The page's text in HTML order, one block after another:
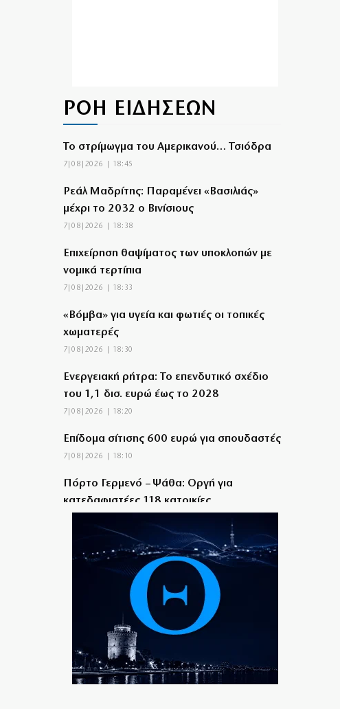
ΡΟΗ ΕΙΔΗΣΕΩΝ
Το στρίμωγμα του Αμερικανού… Τσιόδρα
7|08|2026 | 18:45
Ρεάλ Μαδρίτης: Παραμένει «Βασιλιάς»
μέχρι το 2032 ο Βινίσιους
7|08|2026 | 18:38
Επιχείρηση θαψίματος των υποκλοπών με
νομικά τερτίπια
7|08|2026 | 18:33
«Βόμβα» για υγεία και φωτιές οι τοπικές
χωματερές
7|08|2026 | 18:30
Ενεργειακή ρήτρα: Το επενδυτικό σχέδιο
του 1,1 δισ. ευρώ έως το 2028
7|08|2026 | 18:20
Επίδομα σίτισης 600 ευρώ για σπουδαστές
7|08|2026 | 18:10
Πόρτο Γερμενό – Ψάθα: Οργή για
κατεδαφιστέες 118 κατοικίες
Πολύ υψηλός κίνδυνος πυρκαγιάς σε
Κρήτη και Νησιά του Β.Αιγαίου
7|08|2026 | 17:55
Βεβήλωσαν το εκκλησάκι της Σωτήρος
στον Σαρωνικό (φωτό)
7|08|2026 | 17:50
Μακρόν και Μερτς φοβούνται παρέμβαση
Πούτιν στις εκλογές